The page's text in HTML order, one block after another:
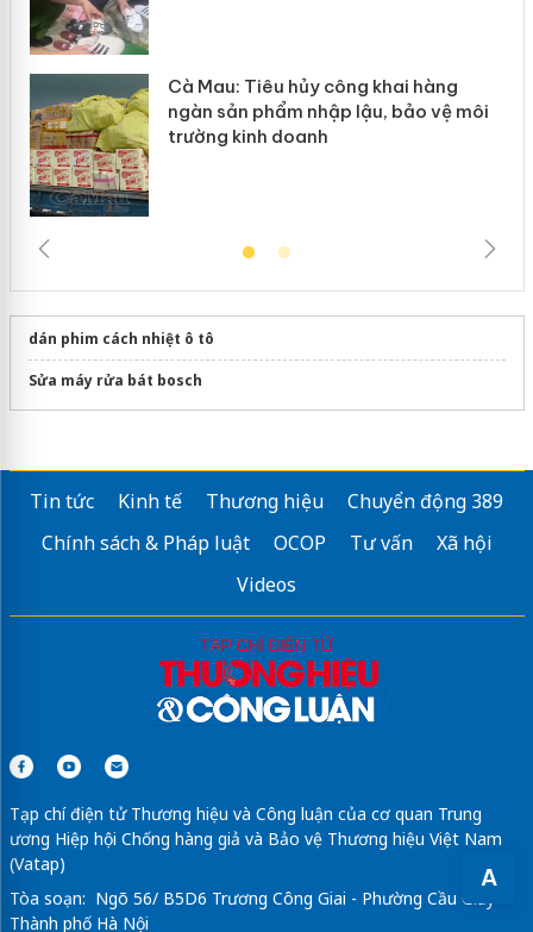
A
Cà Mau: Tiêu hủy công khai hàng
ngàn sản phẩm nhập lậu, bảo vệ môi
trường kinh doanh
dán phim cách nhiệt ô tô
Sửa máy rửa bát bosch
Tin tức Kinh tế Thương hiệu
Chuyển động 389
Chính sách & Pháp luật
OCOP Tư vấn
Xã hội
Videos
Tạp chí điện tử Thương hiệu và Công luận của cơ quan Trung
ương Hiệp hội Chống hàng giả và Bảo vệ Thương hiệu Việt Nam
(Vatap)
Tòa soạn: Ngõ 56/ B5D6 Trương Công Giai - Phường Cầu Giấy -
Thành phố Hà Nội